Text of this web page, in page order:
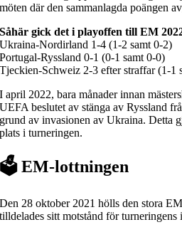
möten där den sammanlagda poängen
Såhär gick det i playoffen till EM
Ukraina-Nordirland 1-4 (1-2 samt 0-2)
Portugal-Ryssland 0-1 (0-1 samt 0-0)
Tjeckien-Schweiz 2-3 efter straffar (1-1
I april 2022, bara månader innan
UEFA beslutet av stänga av Ryssland
grund av invasionen av Ukraina. Detta
plats i turneringen.
🗳️ EM-lottningen
Den 28 oktober 2021 hölls den stora
tilldelades sitt motstånd för turneringens